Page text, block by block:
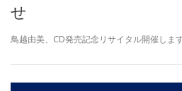
せ
鳥越由美、CD発売記念リサイタル開催しま